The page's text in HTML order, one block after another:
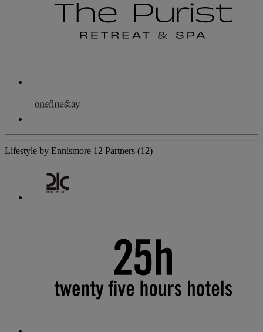
Lifestyle by Ennismore 12 Partners (12)